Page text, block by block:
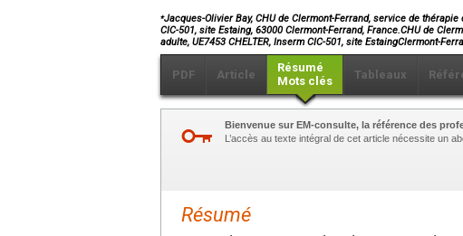
⁎Jacques-Olivier Bay, CHU de Clermont-Ferrand, service de
CIC-501, site Estaing, 63000 Clermont-Ferrand, France.CHU de
adulte, UE7453 CHELTER, Inserm CIC-501, site EstaingClermont-
PDF Article
Résumé
Mots clés
Tableaux
Bienvenue sur EM-consulte, la référence des
L’accès au texte intégral de cet article nécessite un
Résumé